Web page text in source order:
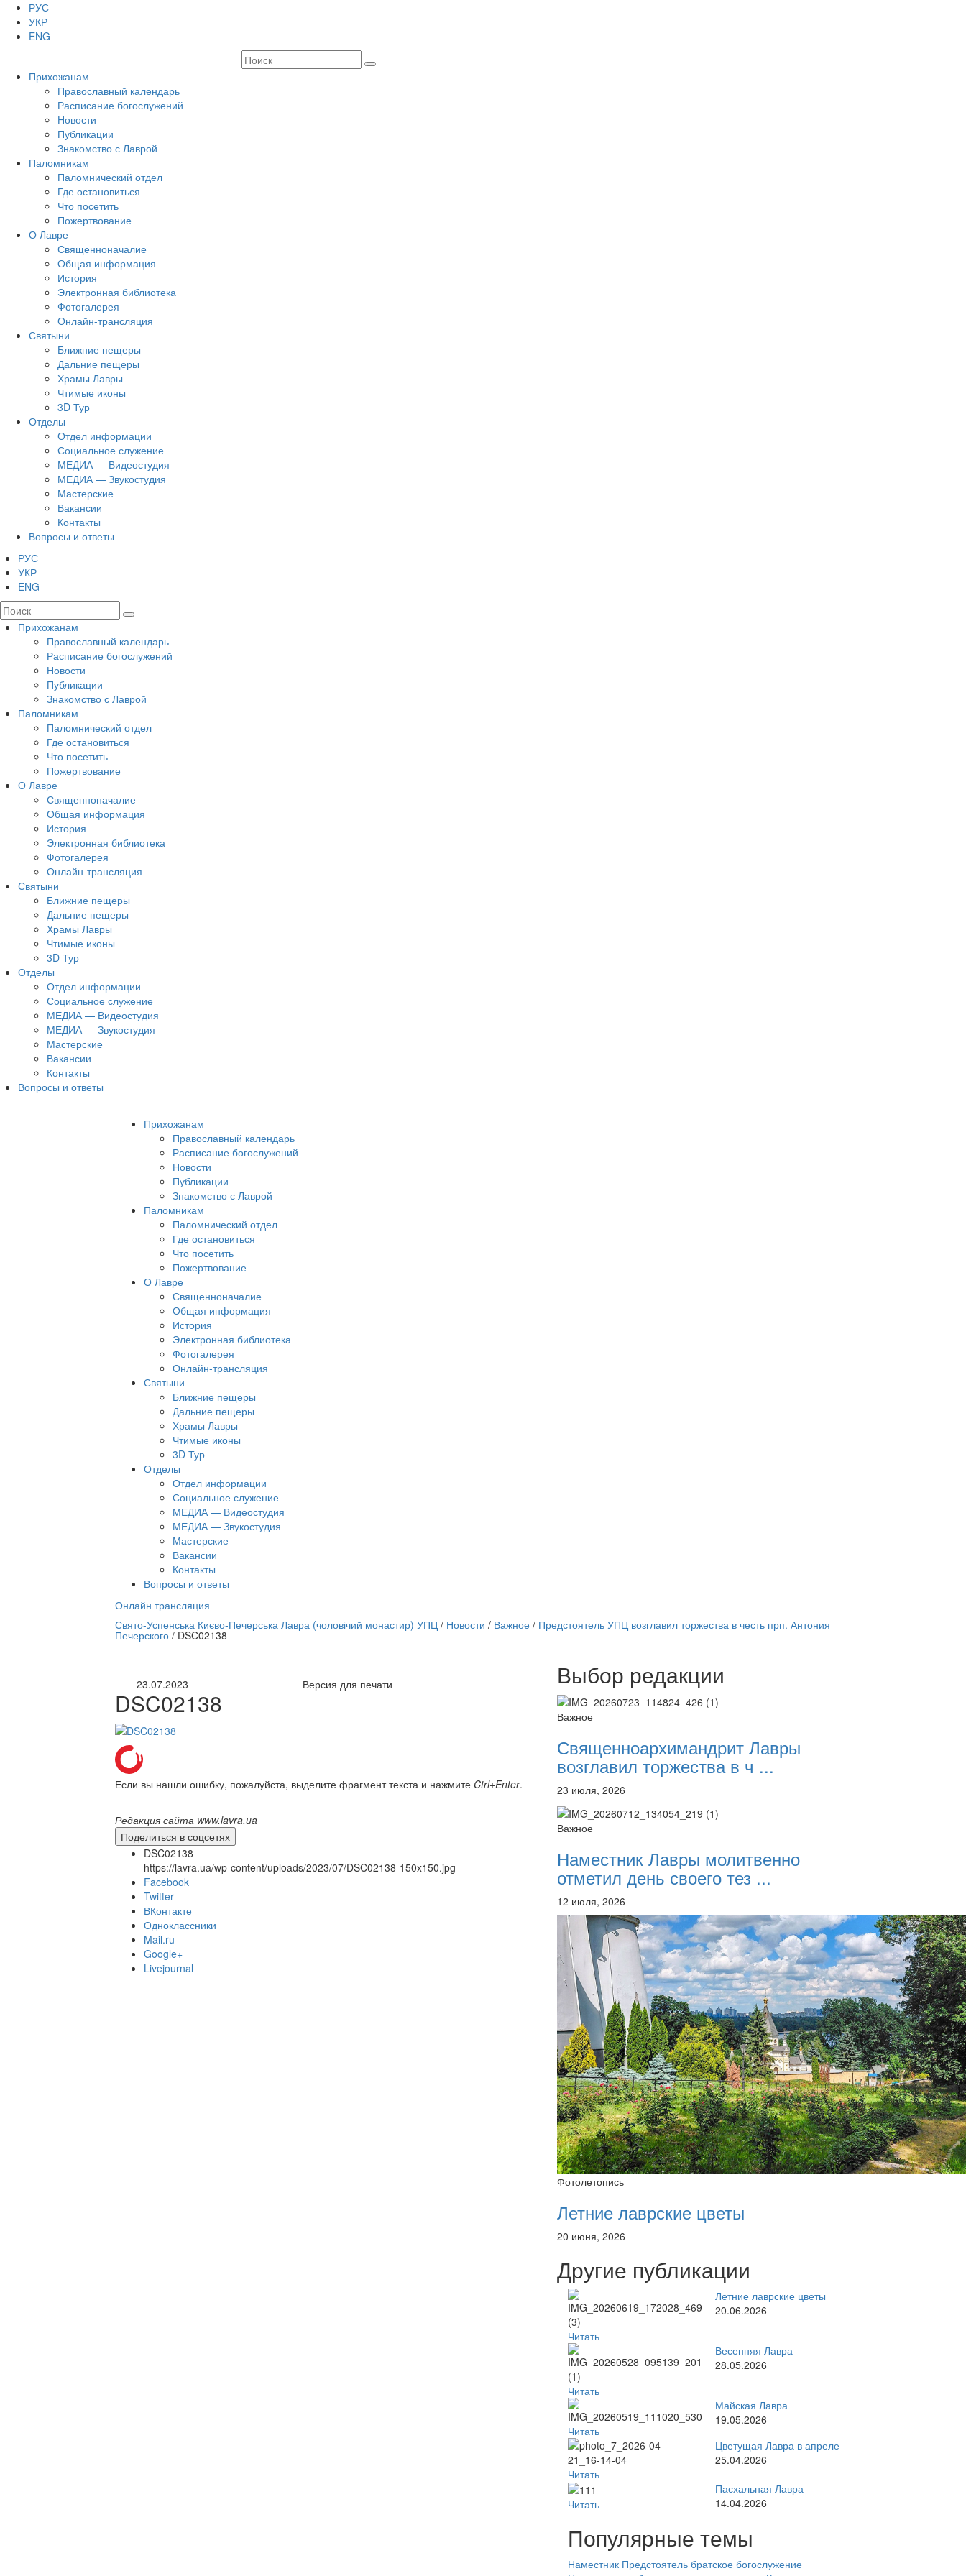
РУС
УКР
ENG
Прихожанам
Православный календарь
Расписание богослужений
Новости
Публикации
Знакомство с Лаврой
Паломникам
Паломнический отдел
Где остановиться
Что посетить
Пожертвование
О Лавре
Священноначалие
Общая информация
История
Электронная библиотека
Фотогалерея
Онлайн-трансляция
Святыни
Ближние пещеры
Дальние пещеры
Храмы Лавры
Чтимые иконы
3D Тур
Отделы
Отдел информации
Социальное служение
МЕДИА — Видеостудия
МЕДИА — Звукостудия
Мастерские
Вакансии
Контакты
Вопросы и ответы
РУС
УКР
ENG
Прихожанам
Православный календарь
Расписание богослужений
Новости
Публикации
Знакомство с Лаврой
Паломникам
Паломнический отдел
Где остановиться
Что посетить
Пожертвование
О Лавре
Священноначалие
Общая информация
История
Электронная библиотека
Фотогалерея
Онлайн-трансляция
Святыни
Ближние пещеры
Дальние пещеры
Храмы Лавры
Чтимые иконы
3D Тур
Отделы
Отдел информации
Социальное служение
МЕДИА — Видеостудия
МЕДИА — Звукостудия
Мастерские
Вакансии
Контакты
Вопросы и ответы
Прихожанам
Православный календарь
Расписание богослужений
Новости
Публикации
Знакомство с Лаврой
Паломникам
Паломнический отдел
Где остановиться
Что посетить
Пожертвование
О Лавре
Священноначалие
Общая информация
История
Электронная библиотека
Фотогалерея
Онлайн-трансляция
Святыни
Ближние пещеры
Дальние пещеры
Храмы Лавры
Чтимые иконы
3D Тур
Отделы
Отдел информации
Социальное служение
МЕДИА — Видеостудия
МЕДИА — Звукостудия
Мастерские
Вакансии
Контакты
Вопросы и ответы
Онлайн трансляция
12 сентября
Онлайн трансляции
12 сентября 2015
12 сентября 2015Название трансляции
12 сентября 2015
12 сентября 2015Название трансляции
12 сентября 2015Название трансляции
Название трансляции
12 сентября 2015Название трансляции
Перейти к архиву
Свято-Успенська Києво-Печерська Лавра (чоловічий монастир) УПЦ/ Новости / Важное/ Предстоятель УПЦ возглавил торжества в честь прп. Антония
Печерского/ DSC02138
23.07.2023 Версия для печати
DSC02138
Если вы нашли ошибку, пожалуйста, выделите фрагмент текста и нажмите Ctrl+Enter.
Редакция сайта www.lavra.ua
Поделиться в соцсетях
DSC02138
https://lavra.ua/wp-content/uploads/2023/07/DSC02138-150x150.jpg
Facebook
Twitter
ВКонтакте
Одноклассники
Mail.ru
Google+
Livejournal
Выбор редакции
Важное
Священноархимандрит Лавры
возглавил торжества в ч ...
23 июля, 2026
Важное
Наместник Лавры молитвенно
отметил день своего тез ...
12 июля, 2026
Фотолетопись
Летние лаврские цветы
20 июня, 2026
Другие публикации
Читать
Летние лаврские цветы
20.06.2026
Читать
Весенняя Лавра
28.05.2026
Читать
Майская Лавра
19.05.2026
Читать
Цветущая Лавра в апреле
25.04.2026
Читать
Пасхальная Лавра
14.04.2026
Популярные темы
Наместник Предстоятель братское богослужение